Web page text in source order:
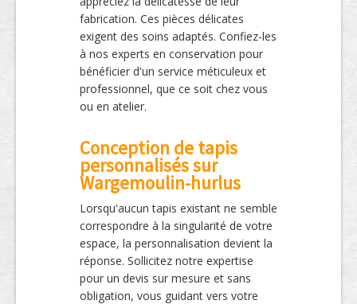
fabrication. Ces pièces délicates
exigent des soins adaptés. Confiez-les
à nos experts en conservation pour
bénéficier d'un service méticuleux et
professionnel, que ce soit chez vous
ou en atelier.
Conception de tapis
personnalisés sur
Wargemoulin-hurlus
Lorsqu'aucun tapis existant ne semble
correspondre à la singularité de votre
espace, la personnalisation devient la
réponse. Sollicitez notre expertise
pour un devis sur mesure et sans
obligation, vous guidant vers votre